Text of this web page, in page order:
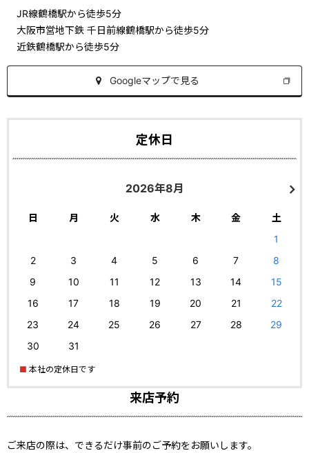
JR線鶴橋駅から徒歩5分
大阪市営地下鉄 千日前線鶴橋駅から徒歩5分
近鉄鶴橋駅から徒歩5分
Googleマップで見る
定休日
2026年8月
日 月 火 水 木 金
土
1
2
3 4 5 6 7
8
9
10 11 12 13 14
15
16
17 18 19 20 21
22
23
24 25 26 27 28
29
30
31
■ 本社の定休日です
来店予約
ご来店の際は、できるだけ事前のご予約をお願いします。